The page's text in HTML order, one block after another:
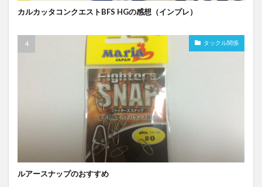
カルカッタコンクエストBFS HGの感想（インプレ）
タックル関係
ルアースナップのおすすめ